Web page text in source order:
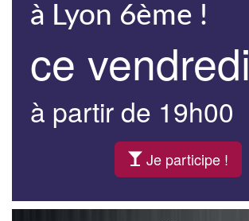
à Lyon 6ème !
ce vendredi
à partir de 19h00
Je participe !